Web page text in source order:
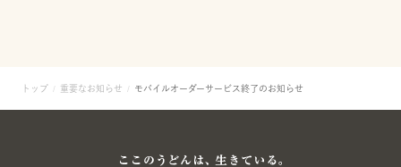
トップ 重要なお知らせ モバイルオーダーサービス終了のお知らせ